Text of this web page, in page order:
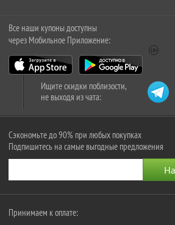
Все наши купоны доступны
через Мобильное Приложение:
Ищите скидки поблизости,
не выходя из чата:
Сэкономьте до 90% при любых покупках
Подпишитесь на самые выгодные предложения
Принимаем к оплате: